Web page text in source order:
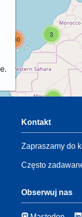
2
21
3
160
Kontakt
Zapraszamy do
Często
Obserwuj nas